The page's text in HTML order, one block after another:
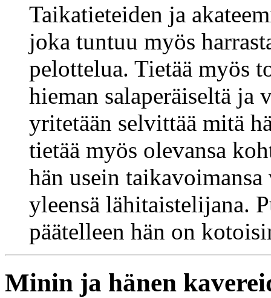
Taikatieteiden ja
joka tuntuu myös
pelottelua. Tietää myös
hieman salaperäiseltä
yritetään selvittää mitä
tietää myös olevansa
hän usein
yleensä lähitaistelijana.
päätelleen hän on
Minin ja hänen